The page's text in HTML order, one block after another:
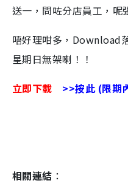
送一，問咗分店員工，呢
唔好理咁多，Download
星期日無架喇！！
立即下載
>>按此 (限期
相關連結 ：